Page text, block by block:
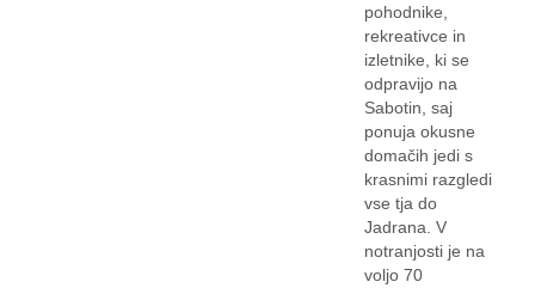
pohodnike,
rekreativce in
izletnike, ki se
odpravijo na
Sabotin, saj
ponuja okusne
domačih jedi s
krasnimi razgledi
vse tja do
Jadrana. V
notranjosti je na
voljo 70